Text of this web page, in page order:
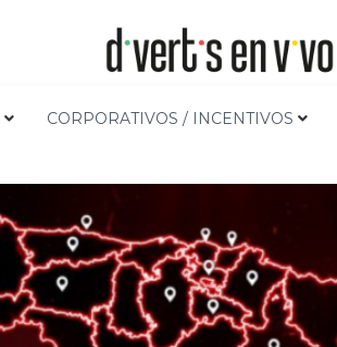
CORPORATIVOS / INCENTIVOS